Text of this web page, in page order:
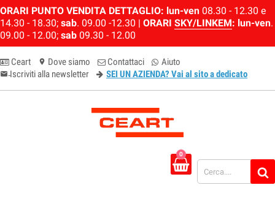
ORARI PUNTO VENDITA DETTAGLIO: lun-ven 08.30 - 12.30 e
14.30 - 18.30; sab. 09.00 -12.30 | ORARI SKY/LINKEM: lun-ven.
09.00 - 12.00; sab 09.30 - 12.00
Ceart location_on Dove siamo Contattaci Aiuto
email-newsletter
Iscriviti alla newsletter SEI UN AZIENDA? Vai al sito a dedicato
0